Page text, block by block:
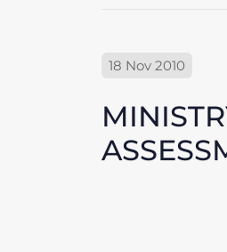
18 Nov 2010